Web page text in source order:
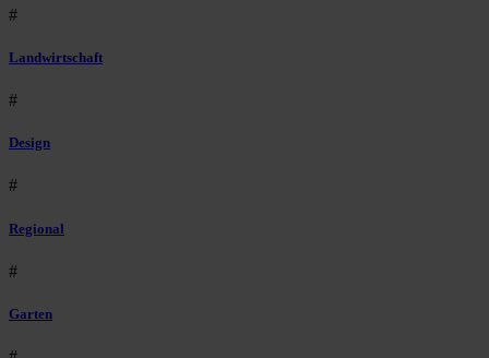
#
Landwirtschaft
#
Design
#
Regional
#
Garten